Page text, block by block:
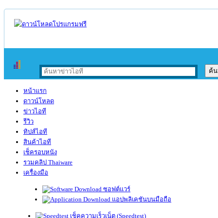
หน้าแรก
ดาวน์โหลด
ข่าวไอที
รีวิว
ทิปส์ไอที
สินค้าไอที
เช็ครอบหนัง
รวมคลิป Thaiware
เครื่องมือ
ซอฟต์แวร์
แอปพลิเคชันบนมือถือ
เช็คความเร็วเน็ต (Speedtest)